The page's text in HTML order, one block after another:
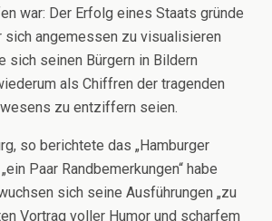
war: Der Erfolg eines Staats gründe
sich angemessen zu visualisieren
sich seinen Bürgern in Bildern
als Chiffren der tragenden
zu entziffern seien.
so berichtete das „Hamburger
Paar Randbemerkungen“ habe
sich seine Ausführungen „zu
Vortrag voller Humor und scharfem